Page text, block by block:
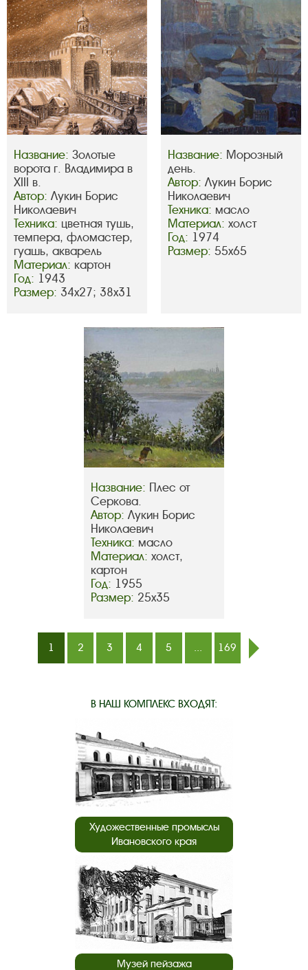
Название: Золотые
ворота г. Владимира в
XIII в.
Автор: Лукин Борис
Николаевич
Техника: цветная тушь,
темпера, фломастер,
гуашь, акварель
Материал: картон
Год: 1943
Размер: 34х27; 38х31
Название: Морозный
день.
Автор: Лукин Борис
Николаевич
Техника: масло
Материал: холст
Год: 1974
Размер: 55х65
Название: Плес от
Серкова.
Автор: Лукин Борис
Николаевич
Техника: масло
Материал: холст,
картон
Год: 1955
Размер: 25х35
1 2 3 4 5 ...
169
В НАШ КОМПЛЕКС ВХОДЯТ:
Художественные промыслы
Ивановского края
Музей пейзажа